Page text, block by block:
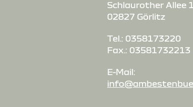
Schlaurother Allee 1
02827 Görlitz
Tel.: 0358173220
Fax.: 03581732213
E-Mail: